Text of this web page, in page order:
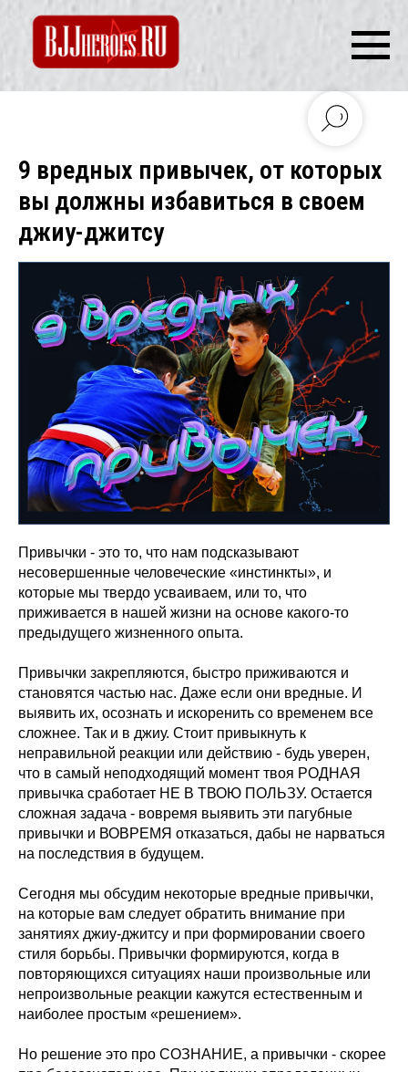
9 вредных привычек, от которых
вы должны избавиться в своем
джиу-джитсу
Привычки - это то, что нам подсказывают
несовершенные человеческие «инстинкты», и
которые мы твердо усваиваем, или то, что
приживается в нашей жизни на основе какого-то
предыдущего жизненного опыта.
Привычки закрепляются, быстро приживаются и
становятся частью нас. Даже если они вредные. И
выявить их, осознать и искоренить со временем все
сложнее. Так и в джиу. Стоит привыкнуть к
неправильной реакции или действию - будь уверен,
что в самый неподходящий момент твоя РОДНАЯ
привычка сработает НЕ В ТВОЮ ПОЛЬЗУ. Остается
сложная задача - вовремя выявить эти пагубные
привычки и ВОВРЕМЯ отказаться, дабы не нарваться
на последствия в будущем.
Сегодня мы обсудим некоторые вредные привычки,
на которые вам следует обратить внимание при
занятиях джиу-джитсу и при формировании своего
стиля борьбы. Привычки формируются, когда в
повторяющихся ситуациях наши произвольные или
непроизвольные реакции кажутся естественным и
наиболее простым «решением».
Но решение это про СОЗНАНИЕ, а привычки - скорее